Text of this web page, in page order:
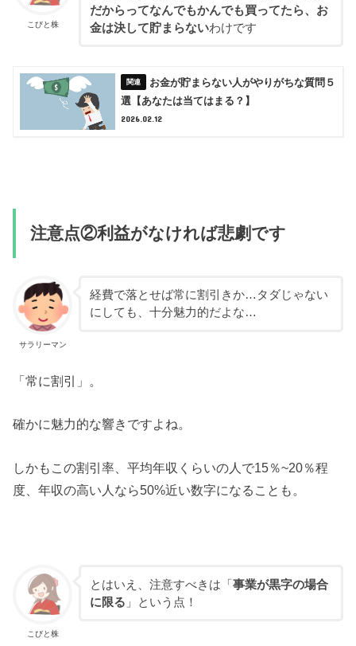
こびと株
だからってなんでもかんでも買ってたら、お
金は決して貯まらないわけです
お金が貯まらない人がやりがちな質問５
選【あなたは当てはまる？】
2026.02.12
注意点②利益がなければ悲劇です
サラリーマン
経費で落とせば常に割引きか…タダじゃない
にしても、十分魅力的だよな…
「常に割引」。
確かに魅力的な響きですよね。
しかもこの割引率、平均年収くらいの人で15％~20％程
度、年収の高い人なら50%近い数字になることも。
こびと株
とはいえ、注意すべきは「 事業が黒字の場合
に限る 」という点！